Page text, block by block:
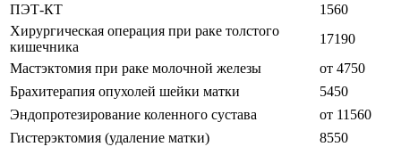
ПЭТ-КТ
1560
Хирургическая операция при раке толстого
кишечника
17190
Мастэктомия при раке молочной железы
от 4750
Брахитерапия опухолей шейки матки
5450
Эндопротезирование коленного сустава
от 11560
Гистерэктомия (удаление матки)
8550